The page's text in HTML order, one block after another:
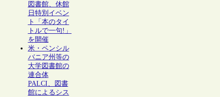
図書館、休館
日特別イベン
ト「本のタイ
トルで一句!」
を開催
米・ペンシル
バニア州等の
大学図書館の
連合体
PALCI、図書
館によるシス